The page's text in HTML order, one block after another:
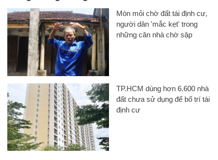
Mòn mỏi chờ đất tái định cư,
người dân 'mắc kẹt' trong
những căn nhà chờ sập
TP.HCM dùng hơn 6.600 nhà
đất chưa sử dụng để bố trí tái
định cư